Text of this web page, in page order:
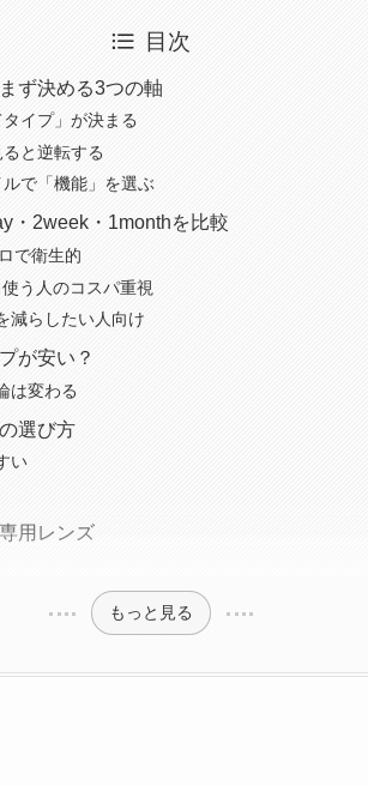
目次
ず決める3つの軸
イプ」が決まる
と逆転する
で「機能」を選ぶ
・2week・1monthを比較
で衛生的
う人のコスパ重視
減らしたい人向け
が安い？
は変わる
選び方
い
用レンズ
もっと見る